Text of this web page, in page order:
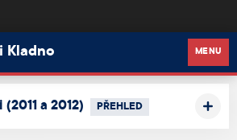
Kladno MENU
a 2012) PŘEHLED